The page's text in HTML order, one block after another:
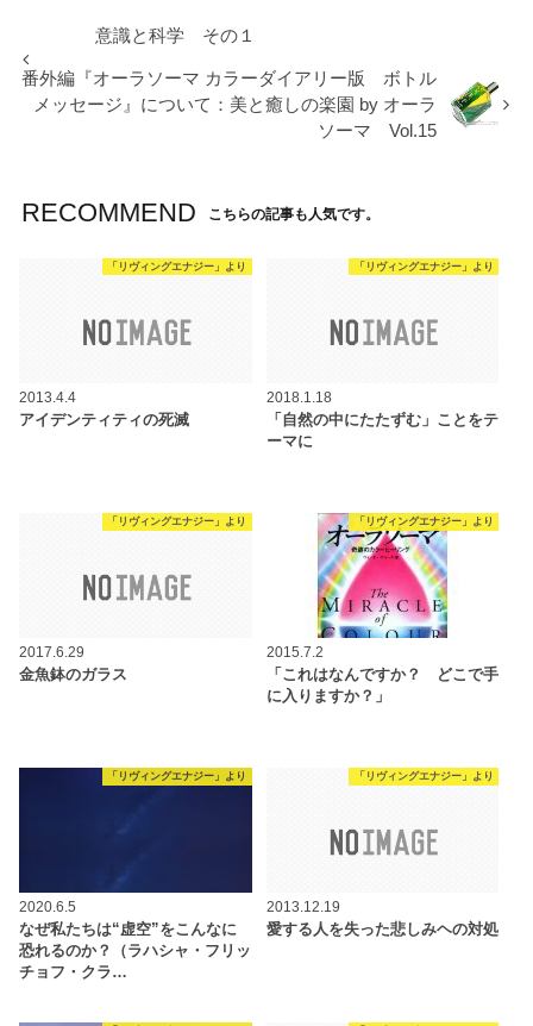
意識と科学 その１
番外編『オーラソーマ カラーダイアリー版 ボトル
メッセージ』について：美と癒しの楽園 by オーラ
ソーマ Vol.15
RECOMMEND こちらの記事も人気です。
「リヴィングエナジー」より
2013.4.4
アイデンティティの死滅
「リヴィングエナジー」より
2018.1.18
「自然の中にたたずむ」ことをテ
ーマに
「リヴィングエナジー」より
2017.6.29
金魚鉢のガラス
「リヴィングエナジー」より
2015.7.2
「これはなんですか？ どこで手
に入りますか？」
「リヴィングエナジー」より
2020.6.5
なぜ私たちは“虚空”をこんなに
恐れるのか？（ラハシャ・フリッ
チョフ・クラ…
「リヴィングエナジー」より
2013.12.19
愛する人を失った悲しみヘの対処